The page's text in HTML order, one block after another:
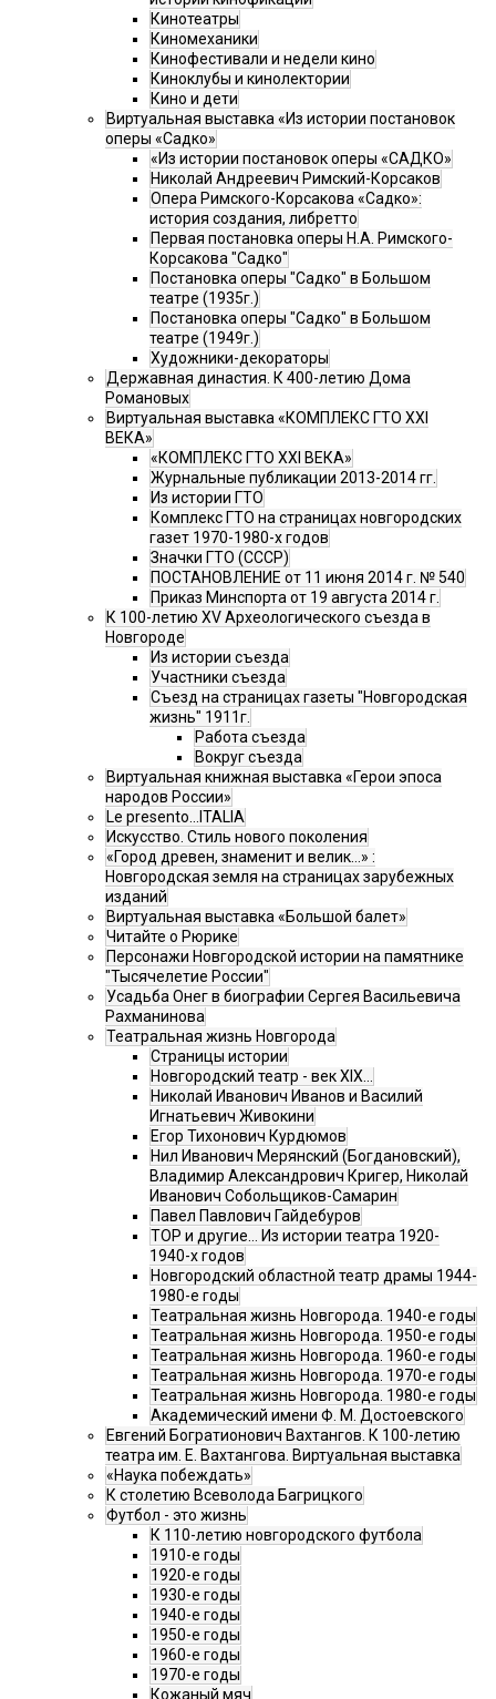
Кинотеатры
Киномеханики
Кинофестивали и недели кино
Киноклубы и кинолектории
Кино и дети
Виртуальная выставка «Из истории постановок
оперы «Садко»
«Из истории постановок оперы «САДКО»
Николай Андреевич Римский-Корсаков
Опера Римского-Корсакова «Садко»:
история создания, либретто
Первая постановка оперы Н.А. Римского-
Корсакова "Садко"
Постановка оперы "Садко" в Большом
театре (1935г.)
Постановка оперы "Садко" в Большом
театре (1949г.)
Художники-декораторы
Державная династия. К 400-летию Дома
Романовых
Виртуальная выставка «КОМПЛЕКС ГТО XXI
ВЕКА»
«КОМПЛЕКС ГТО XXI ВЕКА»
Журнальные публикации 2013-2014 гг.
Из истории ГТО
Комплекс ГТО на страницах новгородских
газет 1970-1980-х годов
Значки ГТО (СССР)
ПОСТАНОВЛЕНИЕ от 11 июня 2014 г. № 540
Приказ Минспорта от 19 августа 2014 г.
К 100-летию XV Археологического съезда в
Новгороде
Из истории съезда
Участники съезда
Cъезд на страницах газеты "Новгородская
жизнь" 1911г.
Работа съезда
Вокруг съезда
Виртуальная книжная выставка «Герои эпоса
народов России»
Le presento...ITALIA
Искусство. Стиль нового поколения
«Город древен, знаменит и велик…» :
Новгородская земля на страницах зарубежных
изданий
Виртуальная выставка «Большой балет»
Читайте о Рюрике
Персонажи Новгородской истории на памятнике
"Тысячелетие России"
Усадьба Онег в биографии Сергея Васильевича
Рахманинова
Театральная жизнь Новгорода
Страницы истории
Новгородский театр - век XIX…
Николай Иванович Иванов и Василий
Игнатьевич Живокини
Егор Тихонович Курдюмов
Нил Иванович Мерянский (Богдановский),
Владимир Александрович Кригер, Николай
Иванович Собольщиков-Самарин
Павел Павлович Гайдебуров
ТОР и другие… Из истории театра 1920-
1940-х годов
Новгородский областной театр драмы 1944-
1980-е годы
Театральная жизнь Новгорода. 1940-е годы
Театральная жизнь Новгорода. 1950-е годы
Театральная жизнь Новгорода. 1960-е годы
Театральная жизнь Новгорода. 1970-е годы
Театральная жизнь Новгорода. 1980-е годы
Академический имени Ф. М. Достоевского
Евгений Богратионович Вахтангов. К 100-летию
театра им. Е. Вахтангова. Виртуальная выставка
«Наука побеждать»
К столетию Всеволода Багрицкого
Футбол - это жизнь
К 110-летию новгородского футбола
1910-е годы
1920-е годы
1930-е годы
1940-е годы
1950-е годы
1960-е годы
1970-е годы
Кожаный мяч